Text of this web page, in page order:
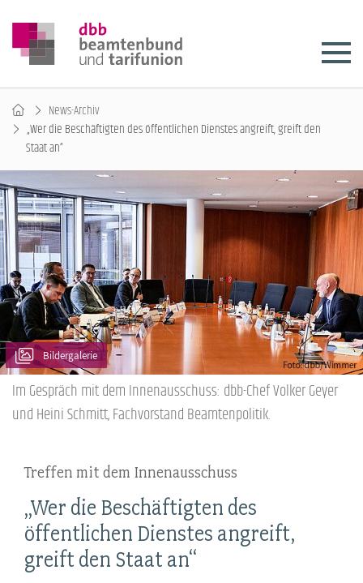
News-Archiv
„Wer die Beschäftigten des öffentlichen Dienstes angreift, greift den
Staat an“
Bildergalerie
Im Gespräch mit dem Innenausschuss: dbb-Chef Volker Geyer
und Heini Schmitt, Fachvorstand Beamtenpolitik.
Treffen mit dem Innenausschuss
„Wer die Beschäftigten des
öffentlichen Dienstes angreift,
greift den Staat an“